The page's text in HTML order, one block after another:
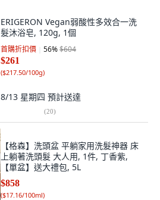
ERIGERON Vegan弱酸性多效合一洗
髮沐浴皂, 120g, 1個
首購折扣價 56%$604
$261
($217.50/100g)
8/13 星期四 預計送達
(20)
【格森】洗頭盆 平躺家用洗髮神器 床
上躺著洗頭髮 大人用, 1件, 丁香紫,
【單盆】送大禮包, 5L
$858
($17.16/100ml)